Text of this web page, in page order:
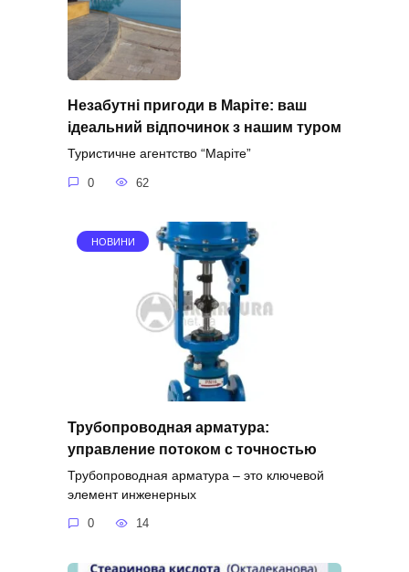
Незабутні пригоди в Маріте: ваш
ідеальний відпочинок з нашим туром
Туристичне агентство “Маріте”
0 62
НОВИНИ
Трубопроводная арматура:
управление потоком с точностью
Трубопроводная арматура – это ключевой
элемент инженерных
0 14